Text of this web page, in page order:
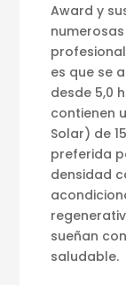
Award y
es que se
desde 5,0
contienen
Solar) de
preferida
densidad
sueñan
saludable.